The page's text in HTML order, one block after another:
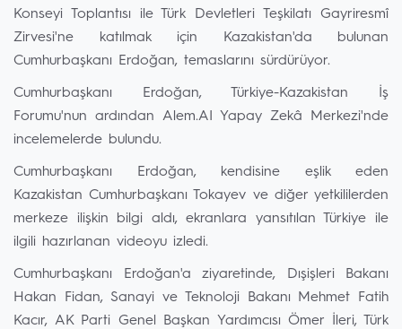
Konseyi Toplantısı ile Türk Devletleri Teşkilatı Gayriresmî
Zirvesi'ne katılmak için Kazakistan'da bulunan
Cumhurbaşkanı Erdoğan, temaslarını sürdürüyor.
Cumhurbaşkanı Erdoğan, Türkiye-Kazakistan İş
Forumu'nun ardından Alem.AI Yapay Zekâ Merkezi'nde
incelemelerde bulundu.
Cumhurbaşkanı Erdoğan, kendisine eşlik eden
Kazakistan Cumhurbaşkanı Tokayev ve diğer yetkililerden
merkeze ilişkin bilgi aldı, ekranlara yansıtılan Türkiye ile
ilgili hazırlanan videoyu izledi.
Cumhurbaşkanı Erdoğan'a ziyaretinde, Dışişleri Bakanı
Hakan Fidan, Sanayi ve Teknoloji Bakanı Mehmet Fatih
Kacır, AK Parti Genel Başkan Yardımcısı Ömer İleri, Türk